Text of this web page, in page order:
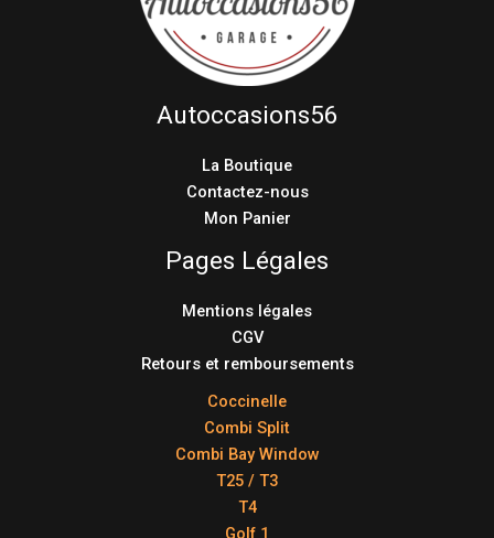
Autoccasions56
La Boutique
Contactez-nous
Mon Panier
Pages Légales
Mentions légales
CGV
Retours et remboursements
Coccinelle
Combi Split
Combi Bay Window
T25 / T3
T4
Golf 1